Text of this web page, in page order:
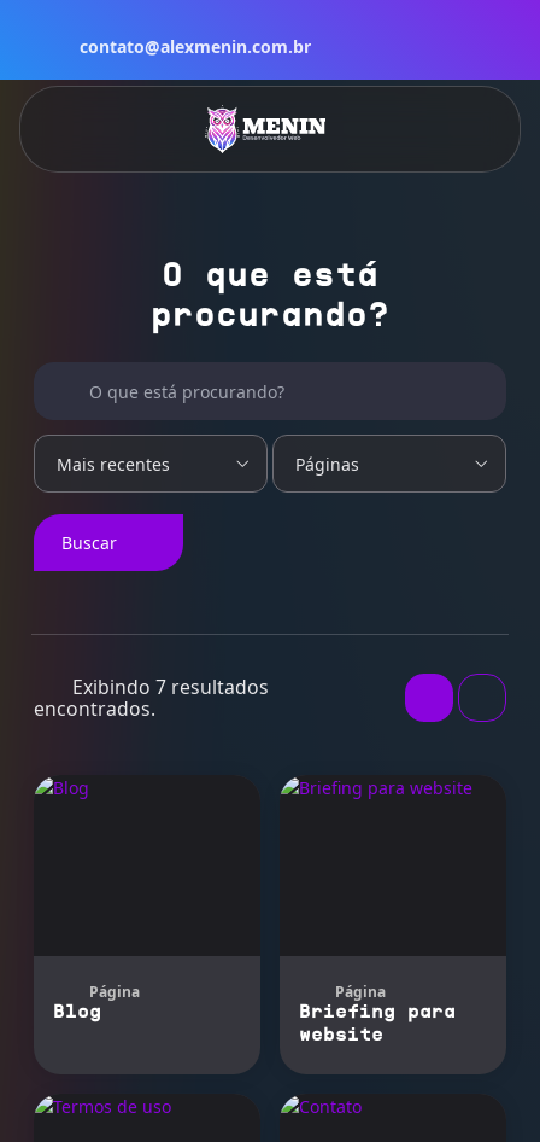
contato@alexmenin.com.br
O que está
procurando?
Buscar por:
O que está procurando?
Mais recentes Páginas
Buscar
Exibindo 7 resultados
encontrados.
Página
Blog
Página
Briefing para
website